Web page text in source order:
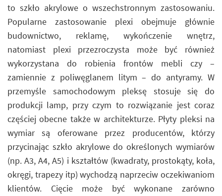
to szkło akrylowe o wszechstronnym zastosowaniu.
Popularne zastosowanie plexi obejmuje głównie
budownictwo, reklamę, wykończenie wnętrz,
natomiast plexi przezroczysta może być również
wykorzystana do robienia frontów mebli czy –
zamiennie z poliwęglanem litym – do antyramy. W
przemyśle samochodowym pleksę stosuje się do
produkcji lamp, przy czym to rozwiązanie jest coraz
częściej obecne także w architekturze. Płyty pleksi na
wymiar są oferowane przez producentów, którzy
przycinając szkło akrylowe do określonych wymiarów
(np. A3, A4, A5) i kształtów (kwadraty, prostokąty, koła,
okręgi, trapezy itp) wychodzą naprzeciw oczekiwaniom
klientów. Cięcie może być wykonane zarówno